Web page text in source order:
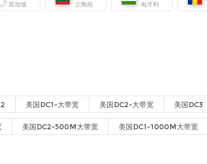
新加坡 立陶宛 匈牙利
美国DC1-大带宽 美国DC2-大带宽 美国DC3
美国DC2-500M大带宽 美国DC1-1000M大带宽